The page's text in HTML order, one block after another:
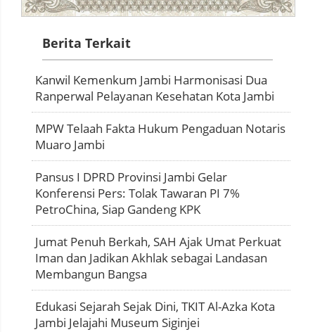
Berita Terkait
Kanwil Kemenkum Jambi Harmonisasi Dua
Ranperwal Pelayanan Kesehatan Kota Jambi
MPW Telaah Fakta Hukum Pengaduan Notaris
Muaro Jambi
Pansus I DPRD Provinsi Jambi Gelar
Konferensi Pers: Tolak Tawaran PI 7%
PetroChina, Siap Gandeng KPK
Jumat Penuh Berkah, SAH Ajak Umat Perkuat
Iman dan Jadikan Akhlak sebagai Landasan
Membangun Bangsa
Edukasi Sejarah Sejak Dini, TKIT Al-Azka Kota
Jambi Jelajahi Museum Siginjei